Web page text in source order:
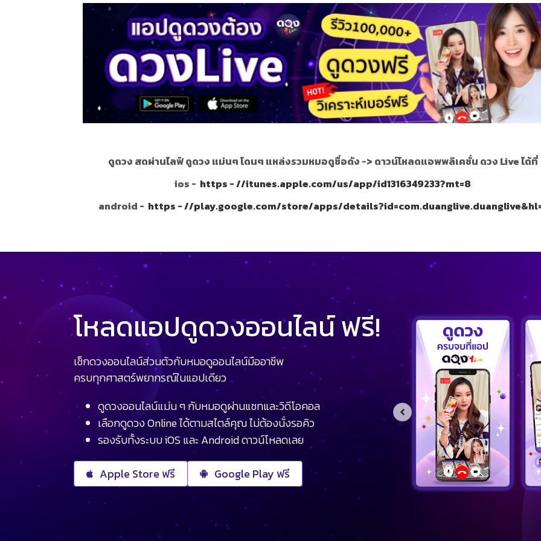
ดูดวง สดผ่านไลฟ์ ดูดวง แม่นๆ โดนๆ แหล่งรวมหมอดูชื่อดัง -> ดาวน์โหลดแอพพลิเคชั่น ดวง Live ได้ที่
ios - https - //itunes.apple.com/us/app/id1316349233?mt=8
android - https - //play.google.com/store/apps/
โหลดแอปดูดวงออนไลน์ ฟรี!
เช็กดวงออนไลน์ส่วนตัวกับหมอดูออนไลน์มืออาชีพ
ครบทุกศาสตร์พยากรณ์ในแอปเดียว
ดูดวงออนไลน์แม่น ๆ กับหมอดูผ่านแชทและวิดีโอคอล
เลือกดูดวง Online ได้ตามสไตล์คุณ ไม่ต้องนั่งรอคิว
รองรับทั้งระบบ iOS และ Android ดาวน์โหลดเลย
Apple Store ฟรี Google Play ฟรี